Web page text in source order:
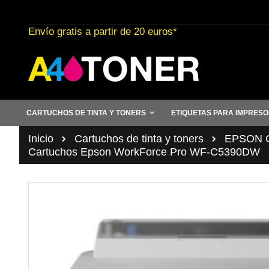
al
contenido
Envío gratis a partir de 20 euros*
CARTUCHOS DE TINTA Y TONERS ETIQUETAS PARA
Inicio Cartuchos de tinta y toners EPSON
Cartuchos Epson WorkForce Pro WF-C5390DW